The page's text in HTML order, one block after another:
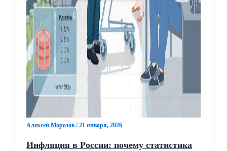
Алексей Морозов/21 января, 2026
Инфляция в России: почему статистика